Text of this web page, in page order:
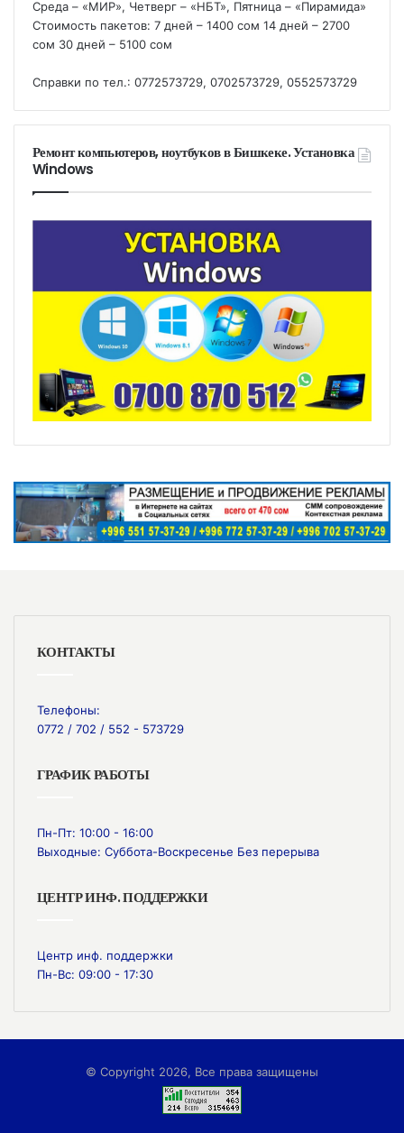
Среда – «МИР», Четверг – «НБТ», Пятница – «Пирамида»
Стоимость пакетов: 7 дней – 1400 сом 14 дней – 2700
сом 30 дней – 5100 сом
Справки по тел.: 0772573729, 0702573729, 0552573729
Ремонт компьютеров, ноутбуков в Бишкеке. Установка
Windows
КОНТАКТЫ
Телефоны:
0772 / 702 / 552 - 573729
ГРАФИК РАБОТЫ
Пн-Пт: 10:00 - 16:00
Выходные: Суббота-Воскресенье Без перерыва
ЦЕНТР ИНФ. ПОДДЕРЖКИ
Центр инф. поддержки
Пн-Вс: 09:00 - 17:30
© Copyright 2026, Все права защищены